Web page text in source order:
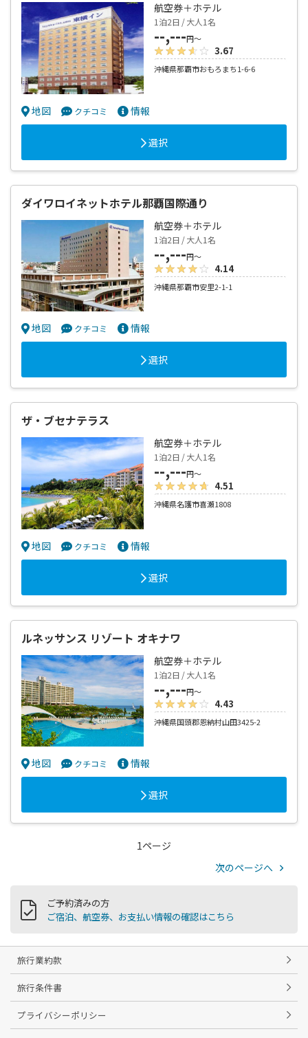
航空券＋ホテル
1泊2日 / 大人1名
--,---円～
3.67
沖縄県那覇市おもろまち1-6-6
地図 クチコミ 情報
選択
ダイワロイネットホテル那覇国際通り
航空券＋ホテル
1泊2日 / 大人1名
--,---円～
4.14
沖縄県那覇市安里2-1-1
地図 クチコミ 情報
選択
ザ・ブセナテラス
航空券＋ホテル
1泊2日 / 大人1名
--,---円～
4.51
沖縄県名護市喜瀬1808
地図 クチコミ 情報
選択
ルネッサンス リゾート オキナワ
航空券＋ホテル
1泊2日 / 大人1名
--,---円～
4.43
沖縄県国頭郡恩納村山田3425-2
地図 クチコミ 情報
選択
1ページ
次のページへ
ご予約済みの方
ご宿泊、航空券、お支払い情報の確認はこちら
旅行業約款
旅行条件書
プライバシーポリシー